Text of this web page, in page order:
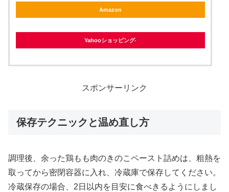
Amazon
Yahooショッピング
スポンサーリンク
保存テクニックと温め直し方
調理後、余った鶏もも肉のきのこペースト詰めは、粗熱を
取ってから密閉容器に入れ、冷蔵庫で保存してください。
冷蔵保存の場合、2日以内を目安に食べきるようにしまし